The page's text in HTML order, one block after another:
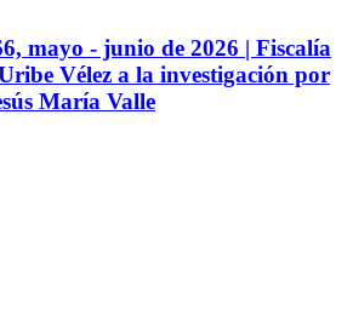
mayo - junio de 2026 | Fiscalía
Vélez a la investigación por
María Valle